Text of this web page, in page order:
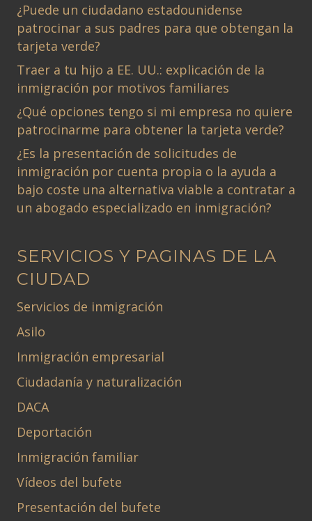
¿Puede un ciudadano estadounidense
patrocinar a sus padres para que obtengan la
tarjeta verde?
Traer a tu hijo a EE. UU.: explicación de la
inmigración por motivos familiares
¿Qué opciones tengo si mi empresa no quiere
patrocinarme para obtener la tarjeta verde?
¿Es la presentación de solicitudes de
inmigración por cuenta propia o la ayuda a
bajo coste una alternativa viable a contratar a
un abogado especializado en inmigración?
SERVICIOS Y PAGINAS DE LA
CIUDAD
Servicios de inmigración
Asilo
Inmigración empresarial
Ciudadanía y naturalización
DACA
Deportación
Inmigración familiar
Vídeos del bufete
Presentación del bufete